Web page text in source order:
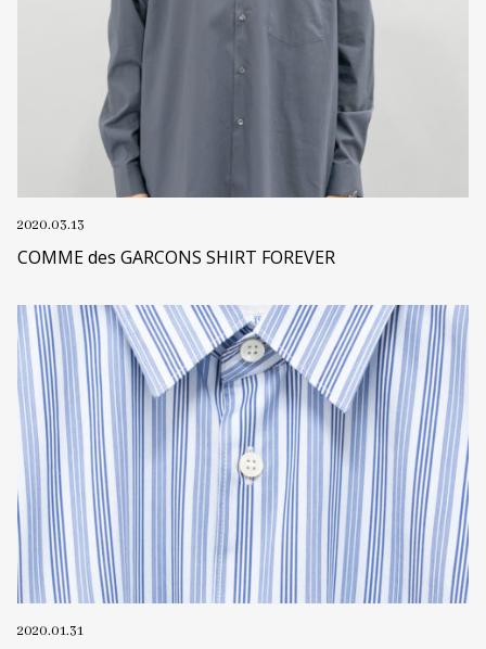
2020.03.13
COMME des GARCONS SHIRT FOREVER
2020.01.31